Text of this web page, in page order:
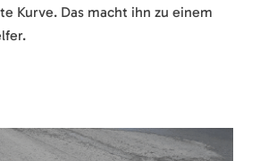
Kurve. Das macht ihn zu einem